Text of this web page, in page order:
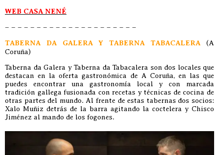
WEB CASA NENÉ
– – – – – – – – – – – – – – – – – – – – –
TABERNA DA GALERA Y TABERNA TABACALERA (A
Coruña)
Taberna da Galera y Taberna da Tabacalera son dos locales que
destacan en la oferta gastronómica de A Coruña, en las que
puedes encontrar una gastronomía local y con marcada
tradición gallega fusionada con recetas y técnicas de cocina de
otras partes del mundo. Al frente de estas tabernas dos socios:
Xalo Muñiz detrás de la barra agitando la coctelera y Chisco
Jiménez al mando de los fogones.